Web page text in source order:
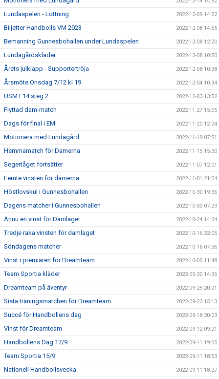
Lundaspelen - Lottning 2022-12-09 14:22
Biljetter Handbolls VM 2023 2022-12-08 14:55
Bemanning Gunnesbohallen under Lundaspelen 2022-12-08 12:20
Lundagårdskläder 2022-12-08 10:50
Årets julklapp - Supportertröja 2022-12-08 10:38
Årsmöte Onsdag 7/12 kl 19 2022-12-04 10:34
USM F14 steg 2 2022-12-03 13:52
Flyttad dam-match 2022-11-27 15:05
Dags för final i EM 2022-11-20 12:24
Motionera med Lundagård 2022-11-19 07:51
Hemmamatch för Damerna 2022-11-15 15:30
Segertåget fortsätter 2022-11-07 12:01
Femte vinsten för damerna 2022-11-01 21:04
Höstlovskul i Gunnesbohallen 2022-10-30 19:36
Dagens matcher i Gunnesbohallen 2022-10-30 07:29
Ännu en vinst för Damlaget 2022-10-24 14:34
Tredje raka vinsten för damlaget 2022-10-16 22:05
Söndagens matcher 2022-10-16 07:36
Vinst i premiären för Dreamteam 2022-10-05 11:48
Team Sportia kläder 2022-09-30 14:36
Dreamteam på äventyr 2022-09-25 20:01
Sista träningsmatchen för Dreamteam 2022-09-23 15:13
Succé för Handbollens dag 2022-09-18 20:03
Vinst för Dreamteam 2022-09-12 09:21
Handbollens Dag 17/9 2022-09-11 19:05
Team Sportia 15/9 2022-09-11 18:53
Nationell Handbollsvecka 2022-09-11 18:27